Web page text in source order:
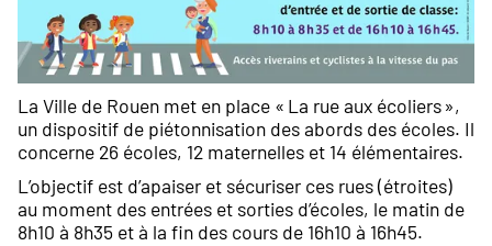
La Ville de Rouen met en place « La rue aux écoliers »,
un dispositif de piétonnisation des abords des écoles. Il
concerne 26 écoles, 12 maternelles et 14 élémentaires.
L’objectif est d’apaiser et sécuriser ces rues (étroites)
au moment des entrées et sorties d’écoles, le matin de
8h10 à 8h35 et à la fin des cours de 16h10 à 16h45.